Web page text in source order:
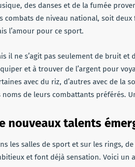
des danses et de la fumée
combats de niveau national, soit
l’amour pour ce sport.
il ne s’agit pas seulement de bruit
et à trouver de l’argent pour
avec du riz, d’autres avec de la
noms de leurs combattants préférés.
nouveaux talents
les salles de sport et sur les rings,
et font déjà sensation. Voici un